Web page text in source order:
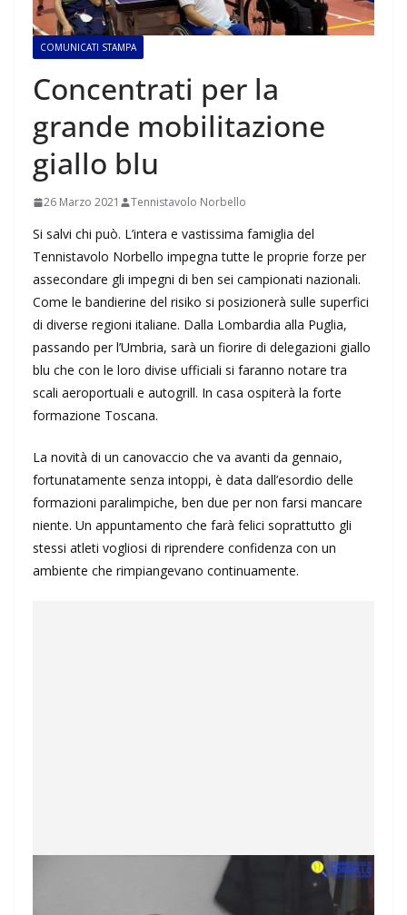
COMUNICATI STAMPA
Concentrati per la
grande mobilitazione
giallo blu
26 Marzo 2021 Tennistavolo Norbello
Si salvi chi può. L’intera e vastissima famiglia del
Tennistavolo Norbello impegna tutte le proprie forze per
assecondare gli impegni di ben sei campionati nazionali.
Come le bandierine del risiko si posizionerà sulle superfici
di diverse regioni italiane. Dalla Lombardia alla Puglia,
passando per l’Umbria, sarà un fiorire di delegazioni giallo
blu che con le loro divise ufficiali si faranno notare tra
scali aeroportuali e autogrill. In casa ospiterà la forte
formazione Toscana.
La novità di un canovaccio che va avanti da gennaio,
fortunatamente senza intoppi, è data dall’esordio delle
formazioni paralimpiche, ben due per non farsi mancare
niente. Un appuntamento che farà felici soprattutto gli
stessi atleti vogliosi di riprendere confidenza con un
ambiente che rimpiangevano continuamente.